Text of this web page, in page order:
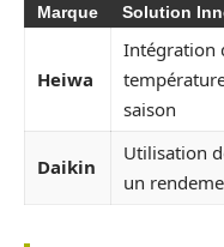
Marque Solution
Heiwa
Intégration
saison
Daikin
Utilisation
un